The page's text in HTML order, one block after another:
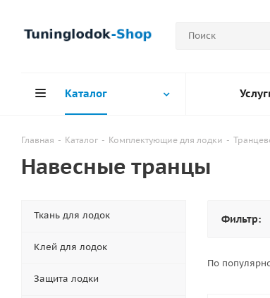
Каталог
Главная - Каталог - Комплектующие для лодки -
Навесные транцы
Фильтр:
По
Ткань для лодок
Клей для лодок
Защита лодки